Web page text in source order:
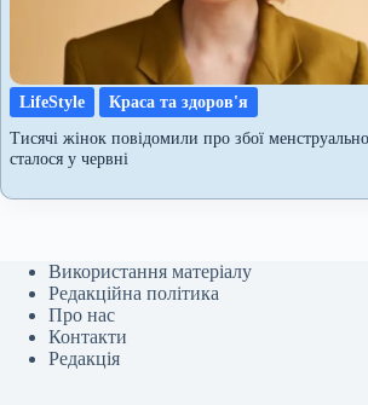
LifeStyle
Краса та здоров'я
Тисячі жінок повідомили про збої
сталося у червні
Використання матеріалу
Редакційна політика
Про нас
Контакти
Редакція